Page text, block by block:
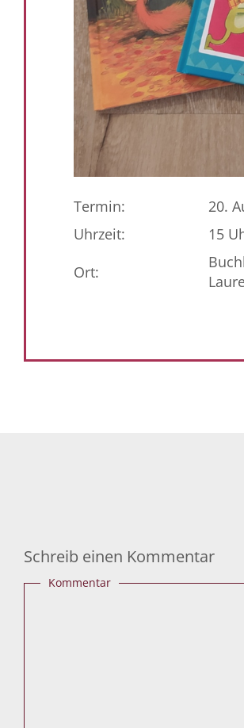
Termin:
20.
Uhrzeit:
15
Ort:
Schreib einen Kommentar
Kommentar